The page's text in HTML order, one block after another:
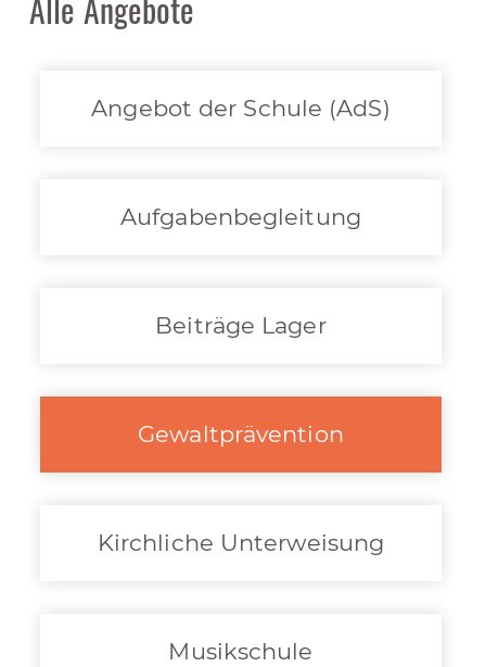
Alle Angebote
Angebot der Schule (AdS)
Aufgabenbegleitung
Beiträge Lager
Gewaltprävention
Kirchliche Unterweisung
Musikschule